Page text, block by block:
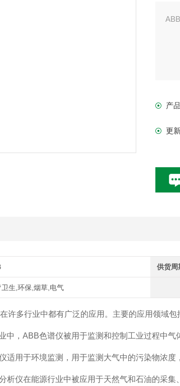
产
更
供货周
卫生,环保,烟草,电气
许多行业中都有广泛的应用。主要的应用领域包
中， ABB色谱仪被用于监测和控制工业过程中气
适用于环境监测，用于监测大气中的污染物浓度
析仪在能源行业中被应用于天然气和石油的采集